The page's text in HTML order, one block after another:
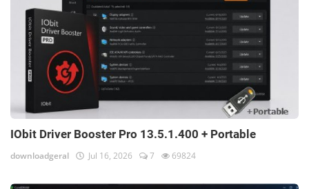
IObit Driver Booster Pro 13.5.1.400 + Portable
downloadgeral Jul 16, 2026 7 69824